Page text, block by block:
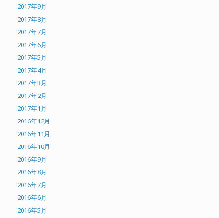
2017年9月
2017年8月
2017年7月
2017年6月
2017年5月
2017年4月
2017年3月
2017年2月
2017年1月
2016年12月
2016年11月
2016年10月
2016年9月
2016年8月
2016年7月
2016年6月
2016年5月